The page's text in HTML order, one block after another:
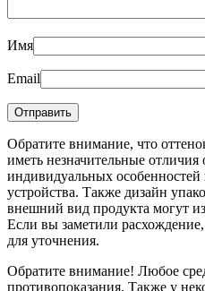
Имя
Email
Обратите внимание, что
иметь незначительные отличия
индивидуальных особенностей
устройства. Также дизайн
внешний вид продукта могут
Если вы заметили
для уточнения.
Обратите внимание! Любое
противопоказания. Также у